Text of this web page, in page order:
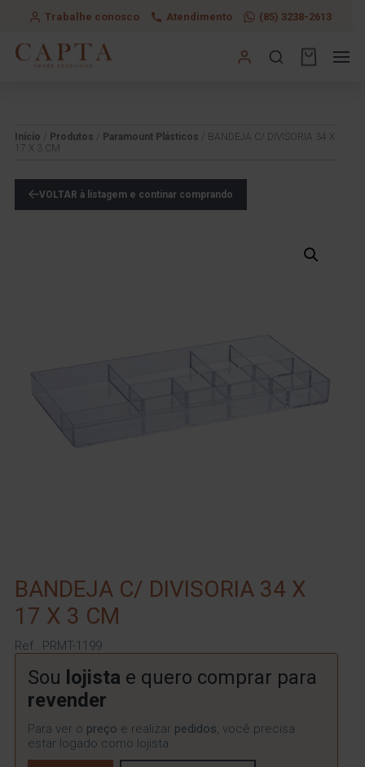
Trabalhe conosco Atendimento (85) 3238-2613
Início Produtos Paramount Plásticos / BANDEJA C/ DIVISORIA 34 X
17 X 3 CM
VOLTAR à listagem e continar comprando
BANDEJA C/ DIVISORIA 34 X
17 X 3 CM
Ref.: PRMT-1199
Sou lojista e quero comprar para
revender
Para ver o preço e realizar pedidos, você precisa
estar logado como lojista.